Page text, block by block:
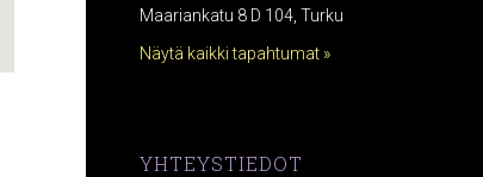
Maariankatu 8 D 104, Turku
Näytä kaikki tapahtumat »
YHTEYSTIEDOT